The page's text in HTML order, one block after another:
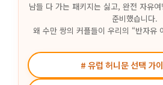
남들 다 가는 패키지는 싫고, 완전 자유
준비했습니다.
왜 수만 쌍의 커플들이 우리의 “반자유
# 유럽 허니문 선택 가